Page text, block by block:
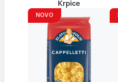
Krpice
NOVO